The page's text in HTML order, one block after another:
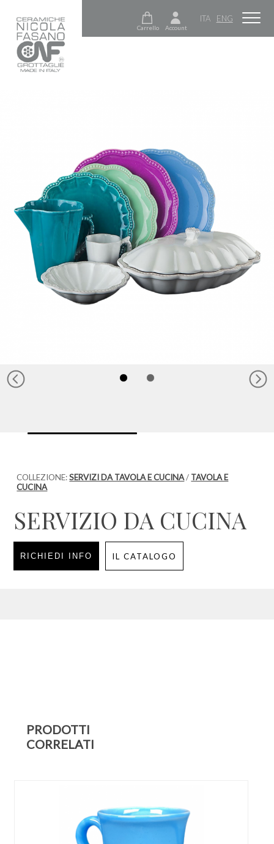
Carrello Account
ITA ENG
COLLEZIONE:SERVIZI DA TAVOLA E CUCINA/ TAVOLA E
CUCINA
SERVIZIO DA CUCINA
RICHIEDI INFO IL CATALOGO
PRODOTTI
CORRELATI